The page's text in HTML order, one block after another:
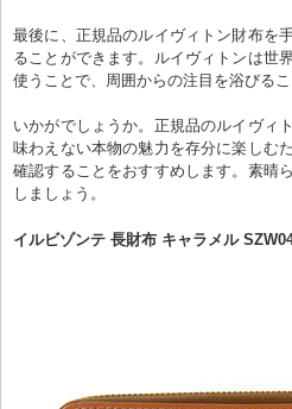
最後に、正規品のルイヴィトン財布を
ることができます。ルイヴィトンは世
使うことで、周囲からの注目を浴びるこ
いかがでしょうか。正規品のルイヴィ
味わえない本物の魅力を存分に楽しむ
確認することをおすすめします。素晴
しましょう。
イルビゾンテ 長財布 キャラメル